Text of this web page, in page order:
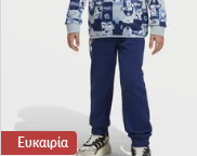
Ευκαιρία